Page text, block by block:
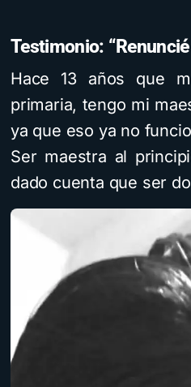
Testimonio:
Hace 13 años que
primaria, tengo mi
ya que eso ya no
Ser maestra al
dado cuenta que ser